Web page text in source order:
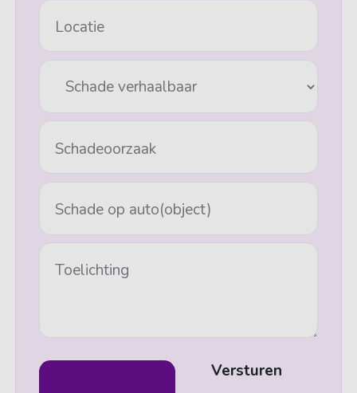
Locatie
Schadeoorzaak
Schade op auto(object)
Toelichting
Versturen